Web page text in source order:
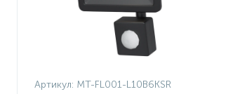
Артикул: MT-FL001-L10B6KSR